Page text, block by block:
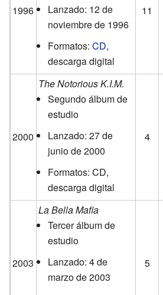
1996
Lanzado: 12 de
noviembre de 1996
Formatos:CD,
descarga digital
11
2000
The Notorious K.I.M.
Segundo álbum de
estudio
Lanzado: 27 de
junio de 2000
Formatos: CD,
descarga digital
4
2003
La Bella Mafia
Tercer álbum de
estudio
Lanzado: 4 de
marzo de 2003
5